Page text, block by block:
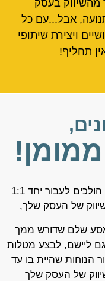
מהשיווק בעסק
אבל...עם כל
ויצירת שיתופי
תחליף!
אז אחרי שקראת את כל מה שאנחנו הולכים לעבור יחד 1:1
של העסק שלך,
מסע שלם שדורש ממך
ליישם, לבצע מטלות
הנוחות שהיית בו עד
של העסק שלך